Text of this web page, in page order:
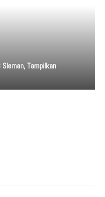
Tampilkan